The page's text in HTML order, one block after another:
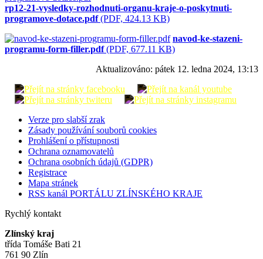
rp12-21-vysledky-rozhodnuti-organu-kraje-o-poskytnuti-
programove-dotace.pdf(PDF, 424.13 KB)
navod-ke-stazeni-
programu-form-filler.pdf(PDF, 677.11 KB)
Aktualizováno: pátek 12. ledna 2024, 13:13
Verze pro slabší zrak
Zásady používání souborů cookies
Prohlášení o přístupnosti
Ochrana oznamovatelů
Ochrana osobních údajů (GDPR)
Registrace
Mapa stránek
RSS kanál PORTÁLU ZLÍNSKÉHO KRAJE
Rychlý kontakt
Zlínský kraj
třída Tomáše Bati 21
761 90 Zlín